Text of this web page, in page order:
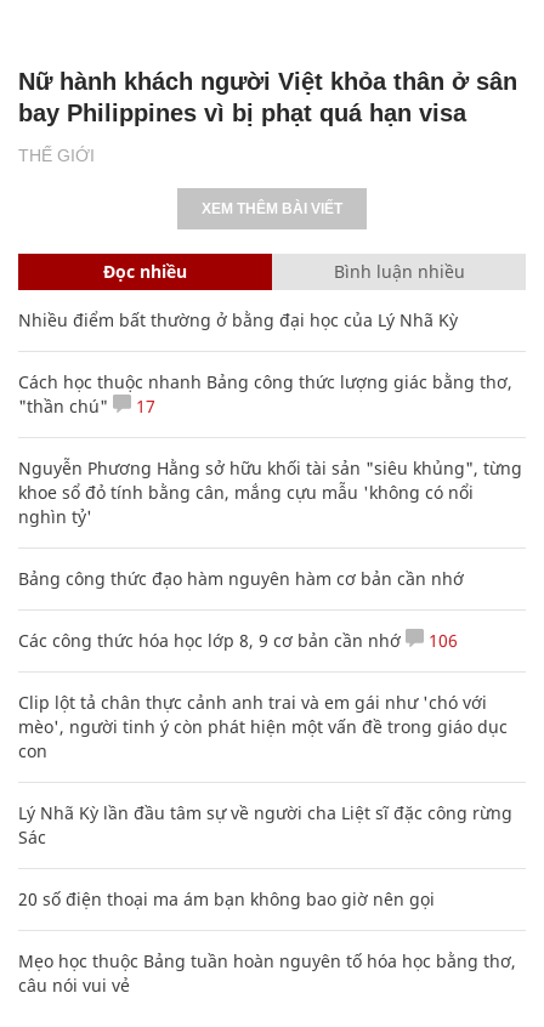
THẾ GIỚI
Nữ hành khách người Việt khỏa thân ở sân
bay Philippines vì bị phạt quá hạn visa
XEM THÊM BÀI VIẾT
Đọc nhiều Bình luận nhiều
Nhiều điểm bất thường ở bằng đại học của Lý Nhã Kỳ
Cách học thuộc nhanh Bảng công thức lượng giác bằng thơ,
"thần chú"
17
Nguyễn Phương Hằng sở hữu khối tài sản "siêu khủng", từng
khoe sổ đỏ tính bằng cân, mắng cựu mẫu 'không có nổi
nghìn tỷ'
Bảng công thức đạo hàm nguyên hàm cơ bản cần nhớ
Các công thức hóa học lớp 8, 9 cơ bản cần nhớ 106
Clip lột tả chân thực cảnh anh trai và em gái như 'chó với
mèo', người tinh ý còn phát hiện một vấn đề trong giáo dục
con
Lý Nhã Kỳ lần đầu tâm sự về người cha Liệt sĩ đặc công rừng
Sác
20 số điện thoại ma ám bạn không bao giờ nên gọi
Mẹo học thuộc Bảng tuần hoàn nguyên tố hóa học bằng thơ,
câu nói vui vẻ